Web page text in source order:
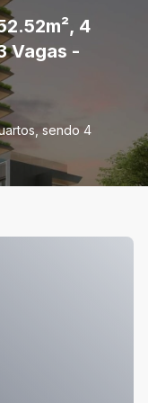
4
Vagas -
sendo 4